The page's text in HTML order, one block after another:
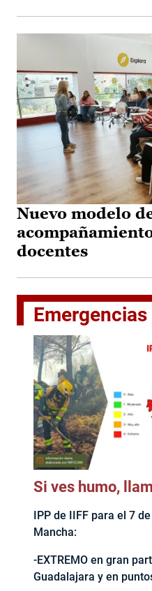
Nuevo modelo
docentes
Emergencias
Si ves humo,
IPP de IIFF para el 7
Mancha:
-EXTREMO en gran
Guadalajara y en